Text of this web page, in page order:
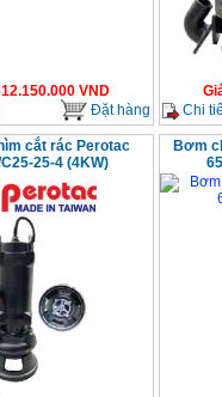
12.150.000 VND
Đặt hàng
Chi
cắt rác Perotac
25-4 (4KW)
Bơm